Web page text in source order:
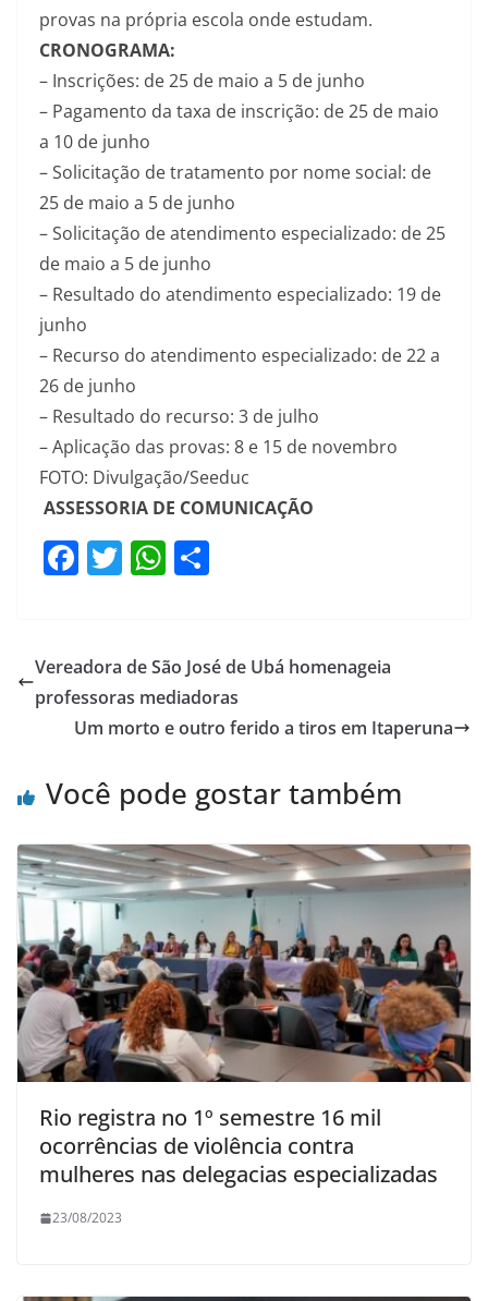
provas na própria escola onde estudam.
CRONOGRAMA:
– Inscrições: de 25 de maio a 5 de junho
– Pagamento da taxa de inscrição: de 25 de maio
a 10 de junho
– Solicitação de tratamento por nome social: de
25 de maio a 5 de junho
– Solicitação de atendimento especializado: de 25
de maio a 5 de junho
– Resultado do atendimento especializado: 19 de
junho
– Recurso do atendimento especializado: de 22 a
26 de junho
– Resultado do recurso: 3 de julho
– Aplicação das provas: 8 e 15 de novembro
FOTO: Divulgação/Seeduc
ASSESSORIA DE COMUNICAÇÃO
F
e
b
o
k
T
er
W
s
A
p
e
Vereadora de São José de Ubá homenageia
professoras mediadoras
Um morto e outro ferido a tiros em Itaperuna
Você pode gostar também
Rio registra no 1º semestre 16 mil
ocorrências de violência contra
mulheres nas delegacias especializadas
23/08/2023